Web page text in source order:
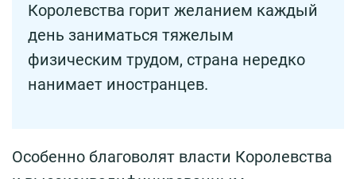
Королевства горит желанием каждый
день заниматься тяжелым
физическим трудом, страна нередко
нанимает иностранцев.
Особенно благоволят власти Королевства